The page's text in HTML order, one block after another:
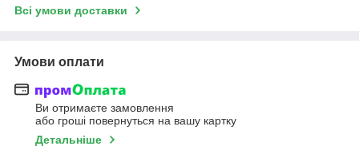
Всі умови доставки
Умови оплати
Ви отримаєте замовлення
або гроші повернуться на вашу картку
Детальніше